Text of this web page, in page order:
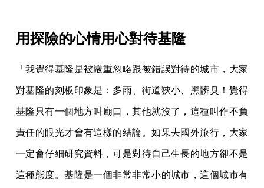
用探險的心情用心對待基隆
「我覺得基隆是被嚴重忽略跟被錯誤對待的城市，大家
對基隆的刻板印象是：多雨、街道狹小、黑髒臭！覺得
基隆只有一個地方叫廟口，其他就沒了，這種叫作不負
責任的眼光才會有這樣的結論。如果去國外旅行，大家
一定會仔細研究資料，可是對待自己生長的地方卻不是
這種態度。基隆是一個非常非常小的城市，這個城市有